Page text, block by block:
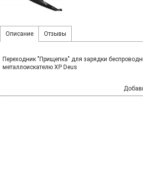
Описание Отзывы
Переходник "Прищепка" для зарядки
металлоискателю XP Deus